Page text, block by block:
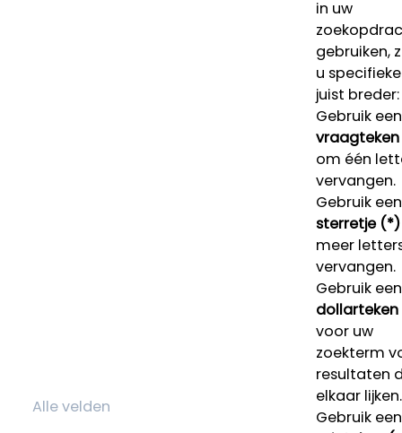
in uw
gebruiken,
u
juist breder:
Gebruik een
om één
vervangen.
Gebruik een
sterretje (*)
meer
vervangen.
Gebruik een
voor uw
zoekterm
resultaten
elkaar lijken.
Gebruik een